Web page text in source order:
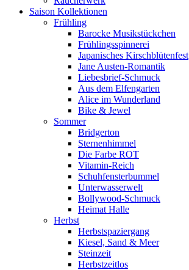
Saison Kollektionen
Frühling
Barocke Musikstückchen
Frühlingsspinnerei
Japanisches Kirschblütenfest
Jane Austen-Romantik
Liebesbrief-Schmuck
Aus dem Elfengarten
Alice im Wunderland
Bike & Jewel
Sommer
Bridgerton
Sternenhimmel
Die Farbe ROT
Vitamin-Reich
Schuhfensterbummel
Unterwasserwelt
Bollywood-Schmuck
Heimat Halle
Herbst
Herbstspaziergang
Kiesel, Sand & Meer
Steinzeit
Herbstzeitlos